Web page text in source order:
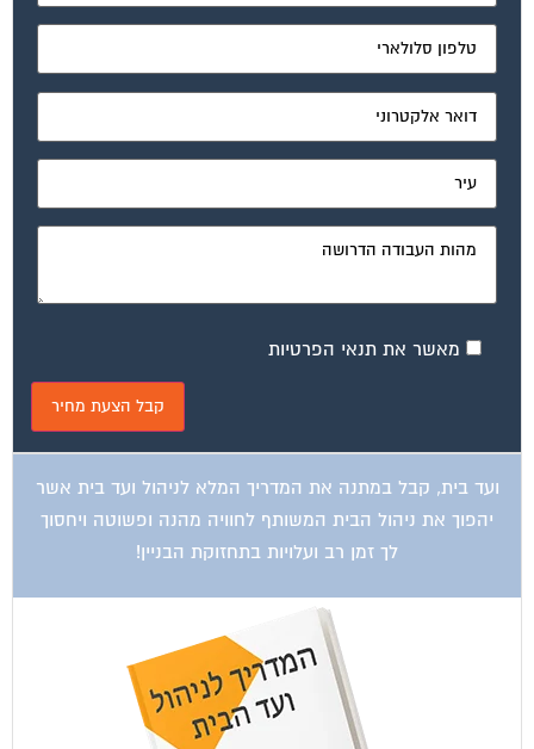
מאשר את תנאי הפרטיות
ועד בית, קבל במתנה את המדריך המלא לניהול ועד בית אשר
יהפוך את ניהול הבית המשותף לחוויה מהנה ופשוטה ויחסוך
לך זמן רב ועלויות בתחזוקת הבניין!